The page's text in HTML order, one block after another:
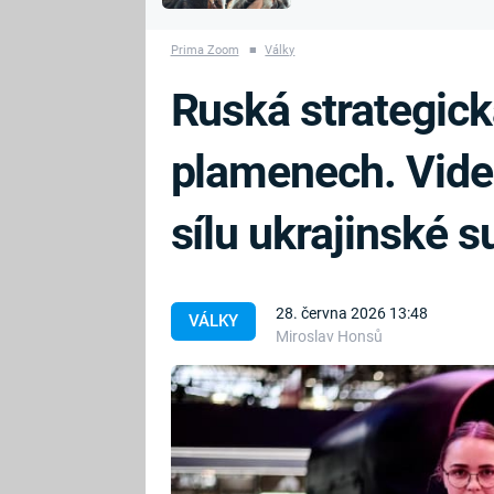
PRVNÍ SVĚTOVÁ
BRITSKÁ
KRÁLOVSKÁ
RODINA
Prima Zoom ■ Války
VÁLKY
28. června 2026 13:48
Miroslav Honsů
Ruská
plamenech.
sílu ukrajinské